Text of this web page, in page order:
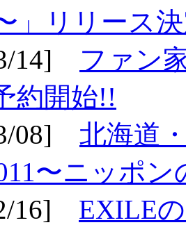
」リリース
14] ファン
約開始!!
08] 北海道
〜ニッポ
16] EXILE